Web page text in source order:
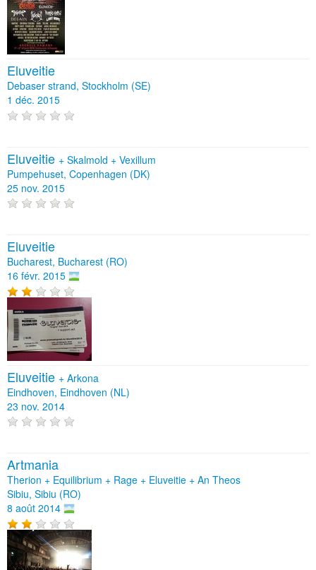
Eluveitie
Debaser strand, Stockholm (SE)
1 déc. 2015
Eluveitie + Skalmold + Vexillum
Pumpehuset, Copenhagen (DK)
25 nov. 2015
Eluveitie
Bucharest, Bucharest (RO)
16 févr. 2015
Eluveitie + Arkona
Eindhoven, Eindhoven (NL)
23 nov. 2014
Artmania
Therion + Equilibrium + Rage + Eluveitie + An Theos
Sibiu, Sibiu (RO)
8 août 2014